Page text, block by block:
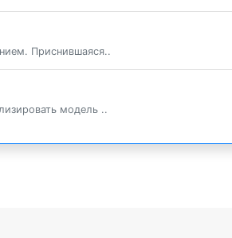
Приснившаяся..
модель ..